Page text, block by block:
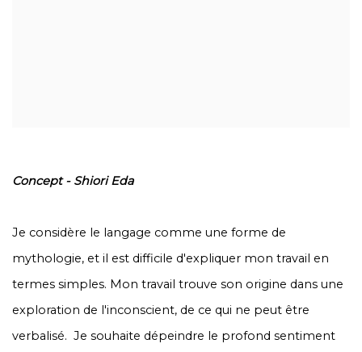
Concept - Shiori Eda
Je considère le langage comme une forme de
mythologie, et il est difficile d'expliquer mon travail en
termes simples. Mon travail trouve son origine dans une
exploration de l'inconscient, de ce qui ne peut être
verbalisé. Je souhaite dépeindre le profond sentiment